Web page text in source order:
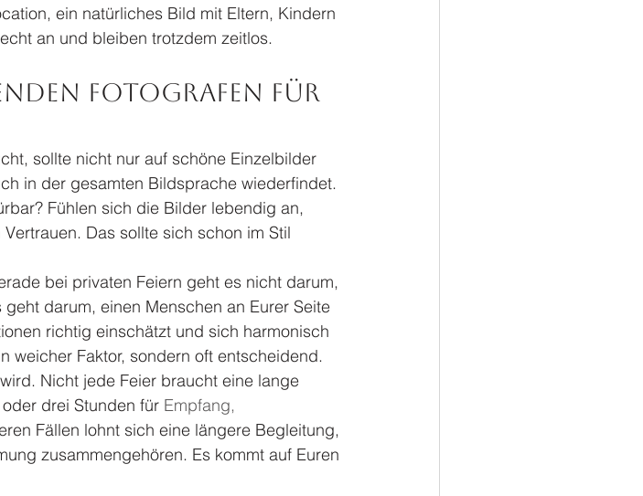
ein natürliches Bild mit Eltern, Kindern
an und bleiben trotzdem zeitlos.
Fotografen für
sollte nicht nur auf schöne Einzelbilder
in der gesamten Bildsprache wiederfindet.
Fühlen sich die Bilder lebendig an,
Das sollte sich schon im Stil
bei privaten Feiern geht es nicht darum,
darum, einen Menschen an Eurer Seite
richtig einschätzt und sich harmonisch
weicher Faktor, sondern oft entscheidend.
Nicht jede Feier braucht eine lange
drei Stunden für Empfang,
Fällen lohnt sich eine längere Begleitung,
zusammengehören. Es kommt auf Euren